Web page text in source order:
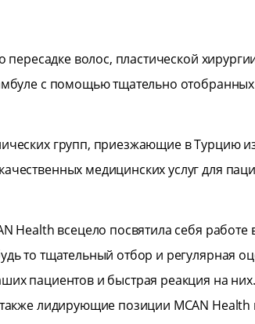
пересадке волос, пластической
с помощью тщательно
групп, приезжающие в Турцию
медицинских услуг для
Health всецело посвятила себя
то тщательный отбор и регулярная
пациентов и быстрая реакция на
лидирующие позиции MCAN